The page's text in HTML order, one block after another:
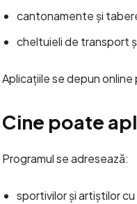
cantonamente și
cheltuieli de transport
Aplicațiile se depun
Cine poate
Programul se adresează:
sportivilor și artiștilor cu